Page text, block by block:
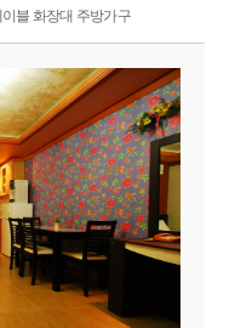
블 화장대 주방가구